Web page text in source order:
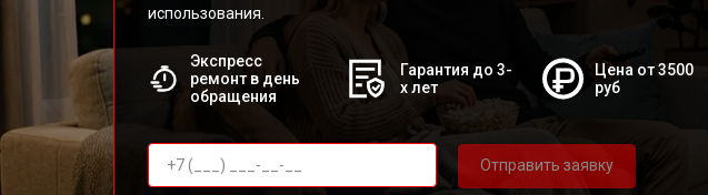
использования.
Экспресс
ремонт в день
обращения
Гарантия до 3-
х лет
Цена от 3500
руб
Отправить заявку